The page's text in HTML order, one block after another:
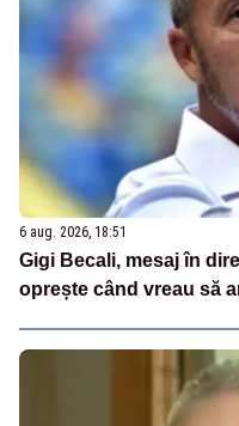
6 aug. 2026, 18:51
Gigi Becali, mesaj în
oprește când vreau să